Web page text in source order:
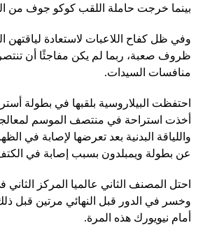
بينما خرجت حاملة اللقب كوكو جوف من
وفي ظل كفاح اللاعبات لاستعادة لياقتهن
ظروف صعبة، ربما لم يكن مفاجئًا أن تنتصر
منافسات السيدات.
احتفظت البيلاروسية بلقبها في بطولة
أخذت استراحة في منتصف الموسم
واللياقة البدنية بعد تعرضها لإصابة في
عن بطولة ويمبلدون بسبب إصابة في
احتل المصنف الثاني عالميا المركز
وخسر في الدور قبل النهائي مرتين قبل
أمام نيويورك هذه المرة.